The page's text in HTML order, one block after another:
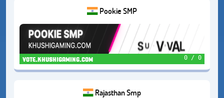
Pookie SMP
vote.khushigaming.com 0 / 0
Rajasthan Smp